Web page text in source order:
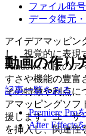
ファイル暗
データ復元
アイデアマッピン
し、視覚的に表現
Windows 10版の
すさや機能の豊富
その特徴や利点に
アマッピングソフ
援します。ユーザ
を挿入し、関連性
動画の作り
記事一覧をみる
Premiere Pro
After Effects